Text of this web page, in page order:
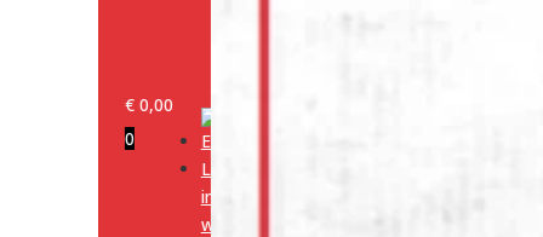
€ 0,00
0
Log
in/klant
worden